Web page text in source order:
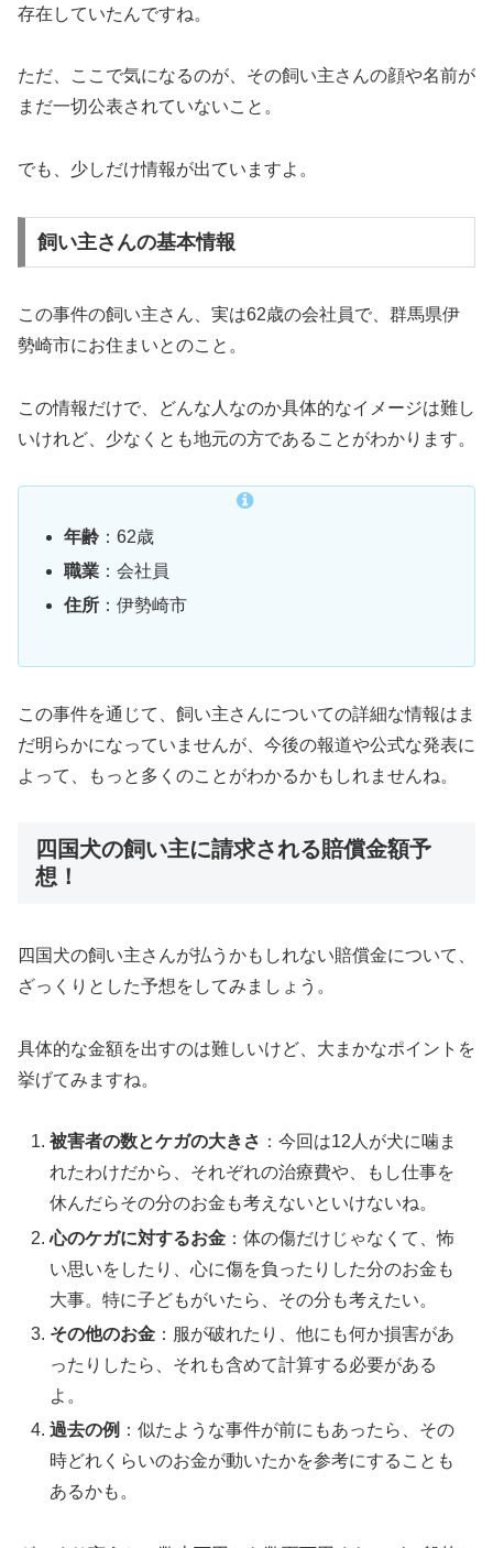
存在していたんですね。
ただ、ここで気になるのが、その飼い主さんの顔や名前が
まだ一切公表されていないこと。
でも、少しだけ情報が出ていますよ。
飼い主さんの基本情報
この事件の飼い主さん、実は62歳の会社員で、群馬県伊
勢崎市にお住まいとのこと。
この情報だけで、どんな人なのか具体的なイメージは難し
いけれど、少なくとも地元の方であることがわかります。
年齢 ：62歳
職業 ：会社員
住所 ：伊勢崎市
この事件を通じて、飼い主さんについての詳細な情報はま
だ明らかになっていませんが、今後の報道や公式な発表に
よって、もっと多くのことがわかるかもしれませんね。
四国犬の飼い主に請求される賠償金額予
想！
四国犬の飼い主さんが払うかもしれない賠償金について、
ざっくりとした予想をしてみましょう。
具体的な金額を出すのは難しいけど、大まかなポイントを
挙げてみますね。
被害者の数とケガの大きさ ：今回は12人が犬に噛ま
れたわけだから、それぞれの治療費や、もし仕事を
休んだらその分のお金も考えないといけないね。
心のケガに対するお金 ：体の傷だけじゃなくて、怖
い思いをしたり、心に傷を負ったりした分のお金も
大事。特に子どもがいたら、その分も考えたい。
その他のお金 ：服が破れたり、他にも何か損害があ
ったりしたら、それも含めて計算する必要がある
よ。
過去の例 ：似たような事件が前にもあったら、その
時どれくらいのお金が動いたかを参考にすることも
あるかも。